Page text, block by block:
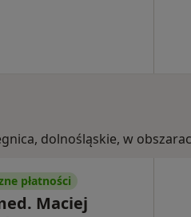
dolnośląskie, w
płatności
Maciej